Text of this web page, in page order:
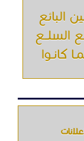
البائع
السلــع
كانـوا